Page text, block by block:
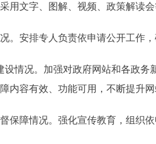
用文字、图解、视频、政策解读
况。安排专人负责依申请公开工作
情况。加强对政府网站和各政务
内容有效、功能可用，不断提升
督保障情况。强化宣传教育，组织